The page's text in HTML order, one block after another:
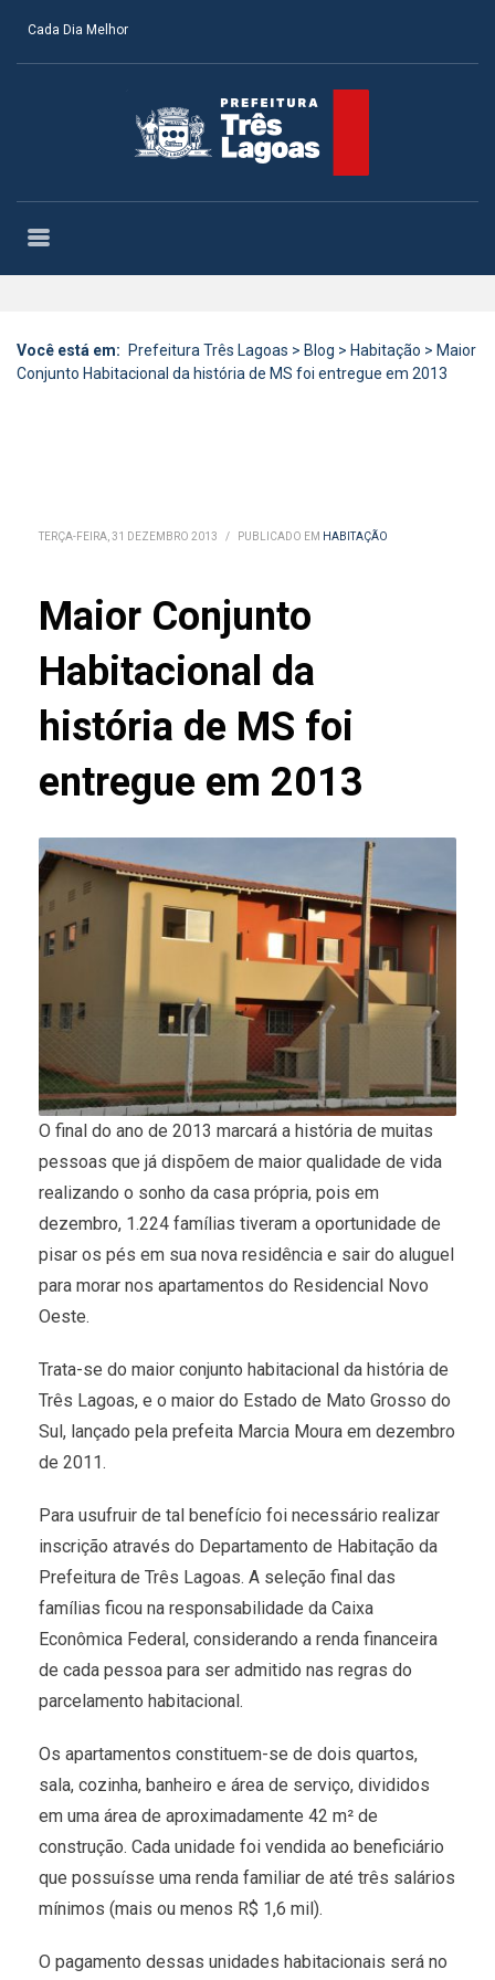
Cada Dia Melhor
Você está em: Prefeitura Três Lagoas > Blog > Habitação > Maior
Conjunto Habitacional da história de MS foi entregue em 2013
TERÇA-FEIRA, 31 DEZEMBRO 2013 / PUBLICADO EM HABITAÇÃO
Maior Conjunto
Habitacional da
história de MS foi
entregue em 2013
O final do ano de 2013 marcará a história de muitas
pessoas que já dispõem de maior qualidade de vida
realizando o sonho da casa própria, pois em
dezembro, 1.224 famílias tiveram a oportunidade de
pisar os pés em sua nova residência e sair do aluguel
para morar nos apartamentos do Residencial Novo
Oeste.
Trata-se do maior conjunto habitacional da história de
Três Lagoas, e o maior do Estado de Mato Grosso do
Sul, lançado pela prefeita Marcia Moura em dezembro
de 2011.
Para usufruir de tal benefício foi necessário realizar
inscrição através do Departamento de Habitação da
Prefeitura de Três Lagoas. A seleção final das
famílias ficou na responsabilidade da Caixa
Econômica Federal, considerando a renda financeira
de cada pessoa para ser admitido nas regras do
parcelamento habitacional.
Os apartamentos constituem-se de dois quartos,
sala, cozinha, banheiro e área de serviço, divididos
em uma área de aproximadamente 42 m² de
construção. Cada unidade foi vendida ao beneficiário
que possuísse uma renda familiar de até três salários
mínimos (mais ou menos R$ 1,6 mil).
O pagamento dessas unidades habitacionais será no